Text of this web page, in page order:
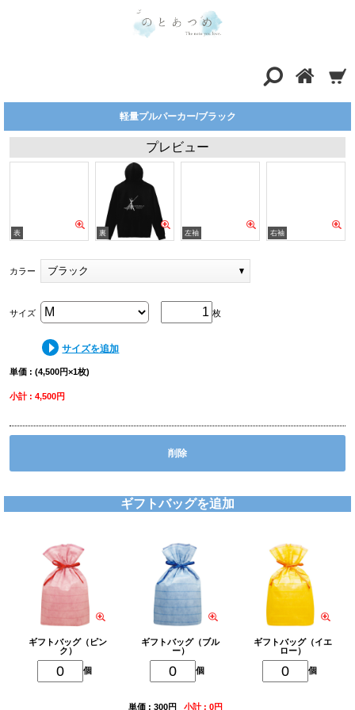
軽量プルパーカー/ブラック
プレビュー
カラー ブラック
枚
サイズ
サイズを追加
単価 : (4,500円×1枚)
小計 : 4,500円
削除
ギフトバッグを追加
ギフトバッグ（ピン
ク）
個
ギフトバッグ（ブル
ー）
個
ギフトバッグ（イエ
ロー）
個
単価 : 300円 小計 : 0円